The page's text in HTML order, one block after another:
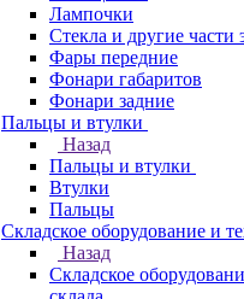
Лампочки
Стекла и другие части
Фары передние
Фонари габаритов
Фонари задние
Пальцы и втулки
Назад
Пальцы и втулки
Втулки
Пальцы
Складское оборудование и
Назад
Складское